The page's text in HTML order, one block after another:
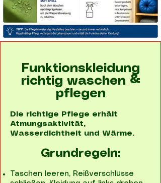
Funktionskleidung
richtig waschen &
pflegen
Die richtige Pflege erhält
Atmungsaktivität,
Wasserdichtheit und Wärme.
Grundregeln:
Taschen leeren, Reißverschlüsse